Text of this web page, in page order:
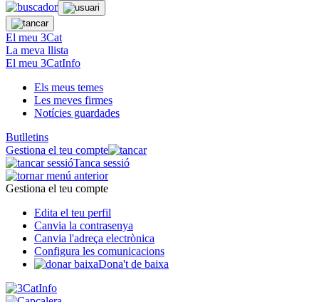
El meu 3Cat
La meva llista
El meu 3CatInfo
Els meus temes
Les meves firmes
Notícies guardades
Butlletins
Gestiona el teu compte
Tanca sessió
Gestiona el teu compte
Edita el teu perfil
Canvia la contrasenya
Canvia l'adreça electrònica
Configura les comunicacions
Dona't de baixa